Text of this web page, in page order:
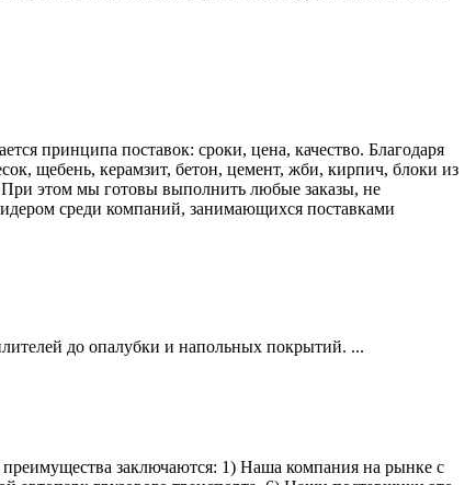
принципа поставок: сроки, цена, качество. Благодаря
щебень, керамзит, бетон, цемент, жби, кирпич, блоки из
При этом мы готовы выполнить любые заказы, не
среди компаний, занимающихся поставками
до опалубки и напольных покрытий. ...
заключаются: 1) Наша компания на рынке с